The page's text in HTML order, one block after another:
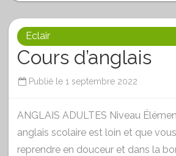
Eclair
Cours d’anglais
Publié le 1 septembre 2022
ANGLAIS ADULTES Niveau
anglais scolaire est loin et que
reprendre en douceur et dans la